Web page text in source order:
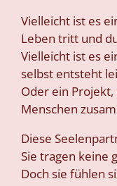
Vielleicht ist es
Leben tritt und
Vielleicht ist es
selbst entsteht
Oder ein
Menschen
Diese
Sie tragen keine
Doch sie fühlen